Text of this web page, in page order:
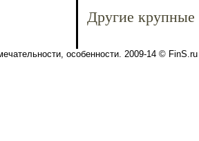
Другие крупные
особенности. 2009-14 © FinS.ru